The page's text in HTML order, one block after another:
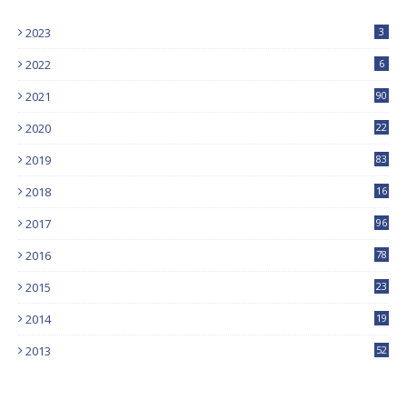
2023 3
2022 6
2021 90
2020
22
2019
83
2018
16
2017
96
2016
78
2015 23
2014 19
2013 52